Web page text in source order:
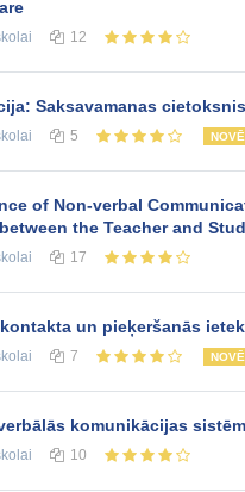
12
Saksavamanas
5
of Non-verbal
the Teacher and
17
un pieķeršanās
7
komunikācijas
10